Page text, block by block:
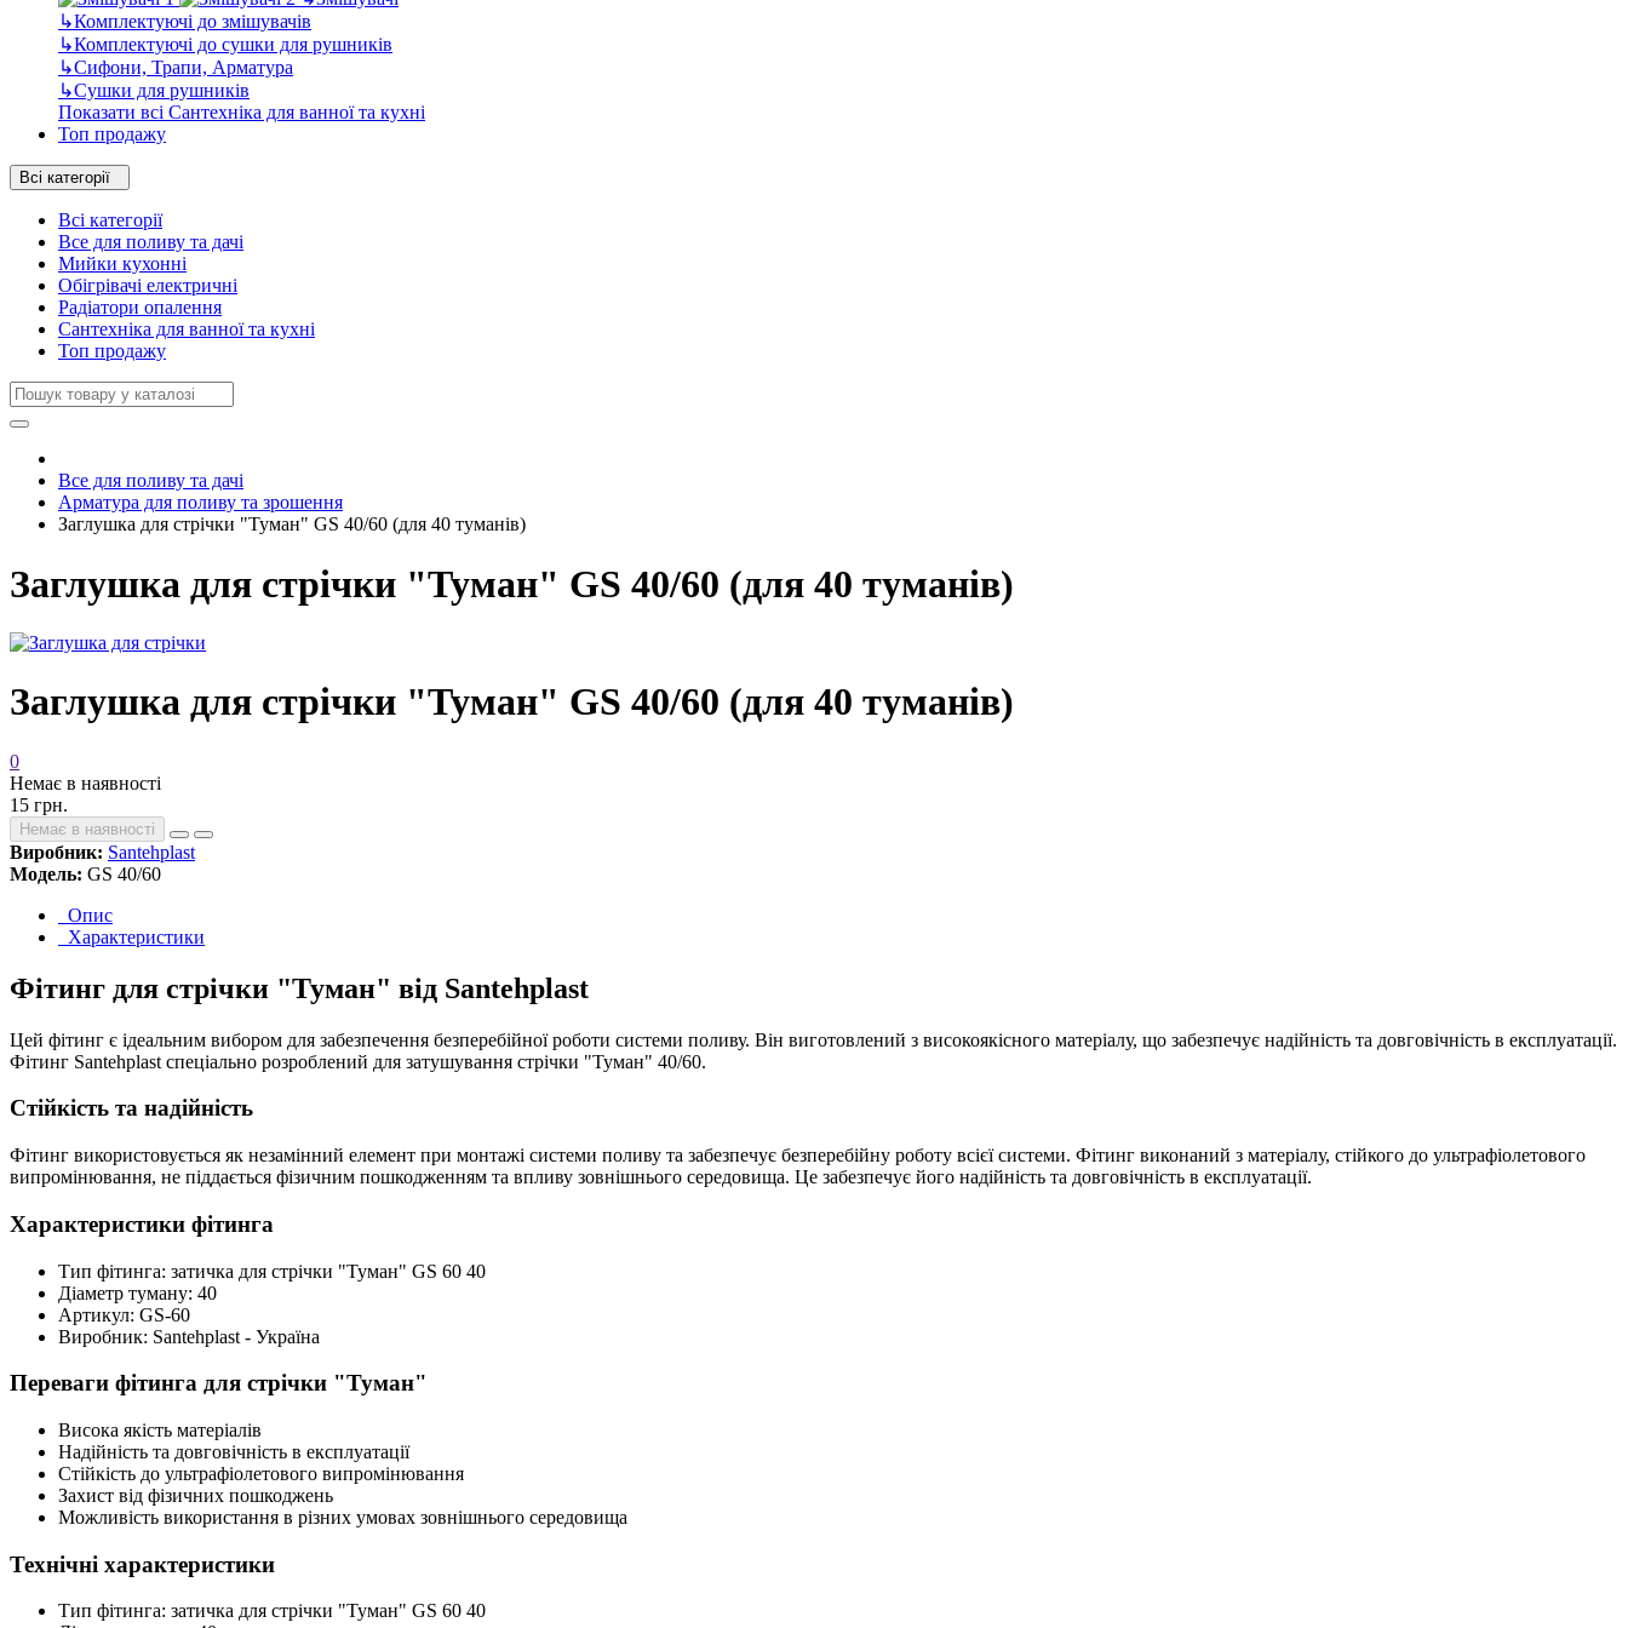
↳Комплектуючі до змішувачів
↳Комплектуючі до сушки для рушників
↳Сифони, Трапи, Арматура
↳Сушки для рушників
Показати всі Сантехніка для ванної та кухні
Топ продажу
Всі категорії
Всі категорії
Все для поливу та дачі
Мийки кухонні
Обігрівачі електричні
Радіатори опалення
Сантехніка для ванної та кухні
Топ продажу
Все для поливу та дачі
Арматура для поливу та зрошення
Заглушка для стрічки "Туман" GS 40/60 (для 40 туманів)
Заглушка для стрічки "Туман" GS 40/60 (для 40 туманів)
Заглушка для стрічки "Туман" GS 40/60 (для 40 туманів)
0
Немає в наявності
15 грн.
Немає в наявності
Виробник: Santehplast
Модель: GS 40/60
Опис
Характеристики
Фітинг для стрічки "Туман" від Santehplast
Цей фітинг є ідеальним вибором для забезпечення безперебійної роботи системи поливу. Він виготовлений з високоякісного матеріалу, що забезпечує надійність та довговічність в експлуатації.
Фітинг Santehplast спеціально розроблений для затушування стрічки "Туман" 40/60.
Стійкість та надійність
Фітинг використовується як незамінний елемент при монтажі системи поливу та забезпечує безперебійну роботу всієї системи. Фітинг виконаний з матеріалу, стійкого до ультрафіолетового
випромінювання, не піддається фізичним пошкодженням та впливу зовнішнього середовища. Це забезпечує його надійність та довговічність в експлуатації.
Характеристики фітинга
Тип фітинга: затичка для стрічки "Туман" GS 60 40
Діаметр туману: 40
Артикул: GS-60
Виробник: Santehplast - Україна
Переваги фітинга для стрічки "Туман"
Висока якість матеріалів
Надійність та довговічність в експлуатації
Стійкість до ультрафіолетового випромінювання
Захист від фізичних пошкоджень
Можливість використання в різних умовах зовнішнього середовища
Технічні характеристики
Тип фітинга: затичка для стрічки "Туман" GS 60 40